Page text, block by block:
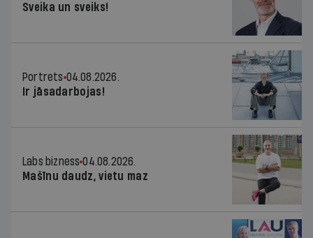
Sveika un sveiks!
Portrets 04.08.2026.
Ir jāsadarbojas!
Labs bizness 04.08.2026.
Mašīnu daudz, vietu maz